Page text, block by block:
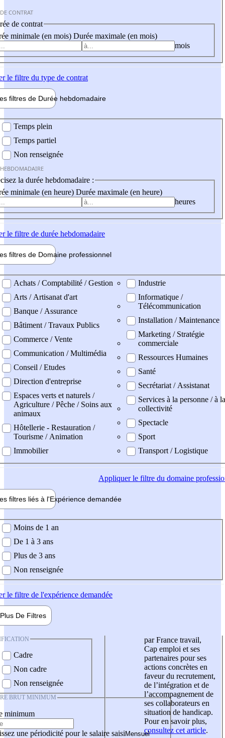
CONTRAT
de contrat
minimale (en mois) Durée maximale (en mois)
mois
le filtre du type de contrat
filtres de Durée hebdomadaire
Temps plein
Temps partiel
Non renseignée
la durée hebdomadaire :
minimale (en heure) Durée maximale (en heure)
heures
le filtre de durée hebdomadaire
filtres de Domaine professionnel
professionel
Achats / Comptabilité / Gestion
Arts / Artisanat d'art
Banque / Assurance
Bâtiment / Travaux Publics
Commerce / Vente
Communication / Multimédia
Conseil / Etudes
Direction d'entreprise
Espaces verts et naturels /
Agriculture / Pêche / Soins aux
animaux
Hôtellerie - Restauration /
Tourisme / Animation
Immobilier
Industrie
Informatique /
Télécommunication
Installation / Maintenance
Marketing / Stratégie
commerciale
Ressources Humaines
Santé
Secrétariat / Assistanat
Services à la personne / à la
collectivité
Spectacle
Sport
Transport / Logistique
Appliquerle filtre du domaine
filtres liés à l'Expérience demandée
demandée
Moins de 1 an
De 1 à 3 ans
Plus de 3 ans
Non renseignée
le filtre de l'expérience demandée
Plus De Filtres
Cadre
Non cadre
Non renseignée
BRUT MINIMUM
minimum
une périodicité pour le salaire saisi
par France travail,
Cap emploi et ses
partenaires pour ses
actions concrètes en
faveur du recrutement,
de l’intégration et de
l’accompagnement de
ses collaborateurs en
situation de handicap.
Pour en savoir plus,
consultez cet article.